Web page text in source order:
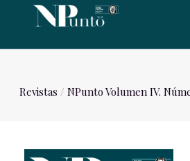
Revistas /NPunto Volumen IV.